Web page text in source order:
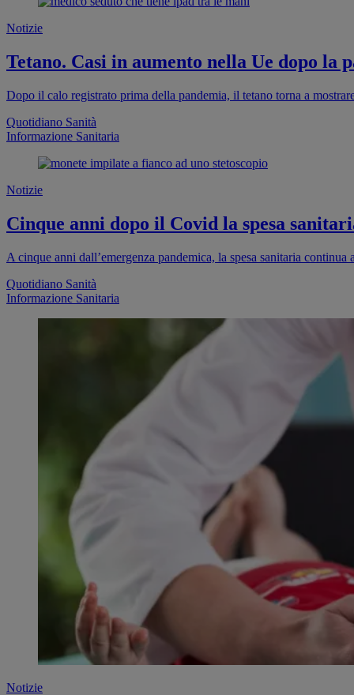
Notizie
Tetano. Casi in aumento nella Ue dopo la
Dopo il calo registrato prima della pandemia, il tetano torna a
Quotidiano Sanità
Informazione Sanitaria
Notizie
Cinque anni dopo il Covid la spesa
A cinque anni dall’emergenza pandemica, la spesa sanitaria
Quotidiano Sanità
Informazione Sanitaria
Notizie